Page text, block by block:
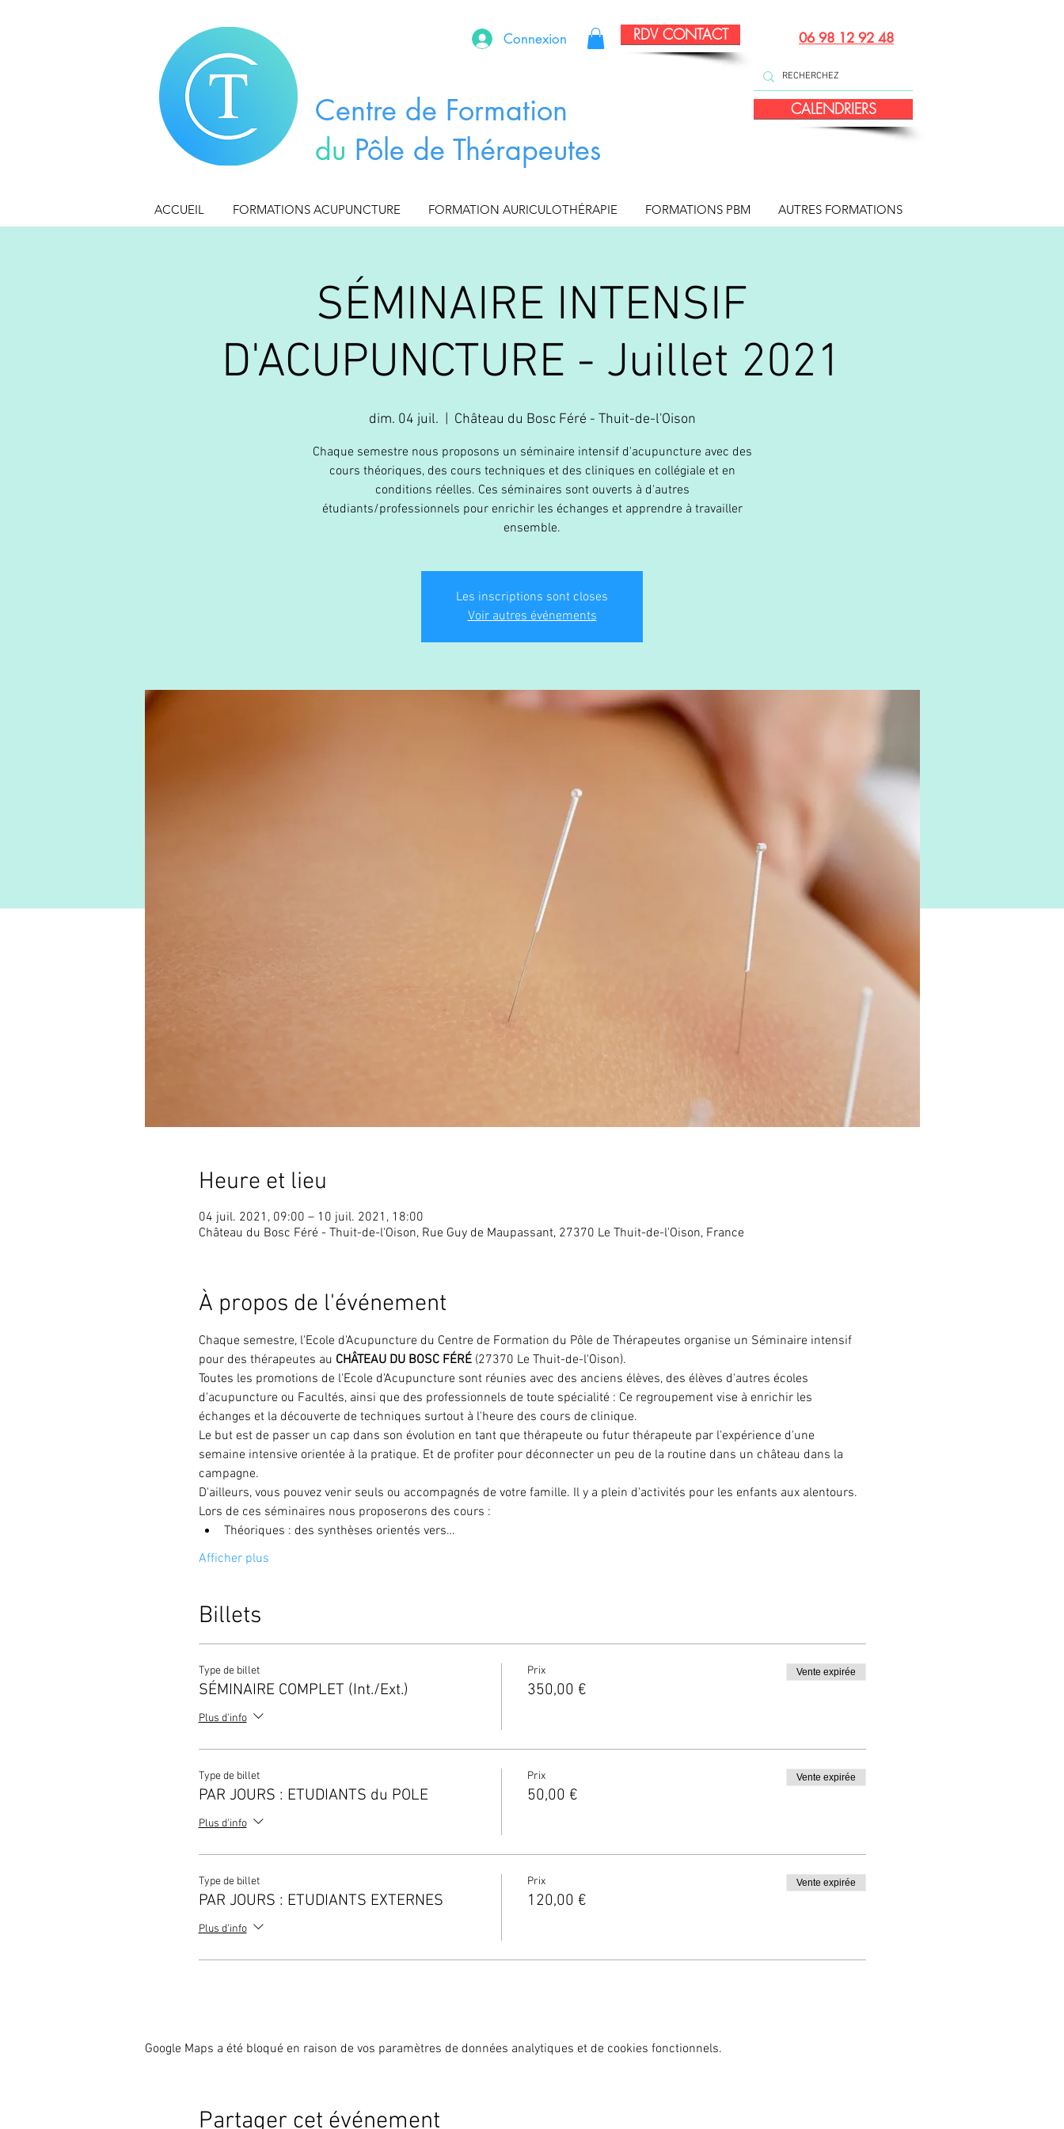
Connexion RDV CONTACT 06 98 12 92 48
Centre de Formation
du Pôle de Thérapeutes
CALENDRIERS
ACCUEIL FORMATIONS ACUPUNCTURE FORMATION AURICULOTHÉRAPIE FORMATIONS PBM AUTRES FORMATIONS
SÉMINAIRE INTENSIF
D'ACUPUNCTURE - Juillet 2021
dim. 04 juil. Château du Bosc Féré - Thuit-de-l'Oison
Chaque semestre nous proposons un séminaire intensif d'acupuncture avec des
cours théoriques, des cours techniques et des cliniques en collégiale et en
conditions réelles. Ces séminaires sont ouverts à d'autres
étudiants/professionnels pour enrichir les échanges et apprendre à travailler
ensemble.
Les inscriptions sont closes
Voir autres événements
Heure et lieu
04 juil. 2021, 09:00 – 10 juil. 2021, 18:00
Château du Bosc Féré - Thuit-de-l'Oison, Rue Guy de Maupassant, 27370 Le Thuit-de-l'Oison, France
À propos de l'événement
Chaque semestre, l'Ecole d'Acupuncture du Centre de Formation du Pôle de Thérapeutes organise un Séminaire intensif
pour des thérapeutes au CHÂTEAU DU BOSC FÉRÉ (27370 Le Thuit-de-l'Oison).
Toutes les promotions de l'Ecole d'Acupuncture sont réunies avec des anciens élèves, des élèves d'autres écoles
d'acupuncture ou Facultés, ainsi que des professionnels de toute spécialité : Ce regroupement vise à enrichir les
échanges et la découverte de techniques surtout à l'heure des cours de clinique.
Le but est de passer un cap dans son évolution en tant que thérapeute ou futur thérapeute par l'expérience d'une
semaine intensive orientée à la pratique. Et de profiter pour déconnecter un peu de la routine dans un château dans la
campagne.
D'ailleurs, vous pouvez venir seuls ou accompagnés de votre famille. Il y a plein d'activités pour les enfants aux alentours.
Lors de ces séminaires nous proposerons des cours :
Théoriques : des synthèses orientés vers…
Afficher plus
Billets
Type de billet
SÉMINAIRE COMPLET (Int./Ext.)
Plus d'info
Prix
350,00 €
Vente expirée
Type de billet
PAR JOURS : ETUDIANTS du POLE
Plus d'info
Prix
50,00 €
Vente expirée
Type de billet
PAR JOURS : ETUDIANTS EXTERNES
Plus d'info
Prix
120,00 €
Vente expirée
Google Maps a été bloqué en raison de vos paramètres de données analytiques et de cookies fonctionnels.
Partager cet événement